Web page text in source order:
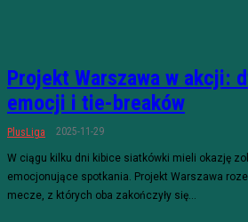
Projekt Warszawa w akcji:
emocji i tie-breaków
PlusLiga 2025-11-29
W ciągu kilku dni kibice siatkówki mieli okazję
emocjonujące spotkania. Projekt Warszawa
mecze, z których oba zakończyły się...